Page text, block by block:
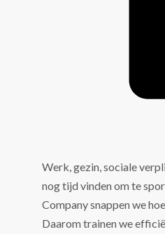
Werk, gezin, sociale
nog tijd vinden om te
Company snappen we
Daarom trainen we